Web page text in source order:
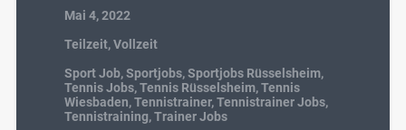
Mai 4, 2022
Teilzeit,Vollzeit
Sport Job,Sportjobs,Sportjobs Rüsselsheim,
Tennis Jobs,Tennis Rüsselsheim,Tennis
Wiesbaden,Tennistrainer,Tennistrainer Jobs,
Tennistraining,Trainer Jobs